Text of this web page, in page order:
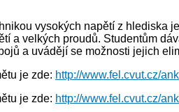
vysokých napětí z
a velkých proudů. Studentům
a uvádějí se možnosti jejich
je zde: http://www.fel.cvut.cz/
je zde: http://www.fel.cvut.cz/